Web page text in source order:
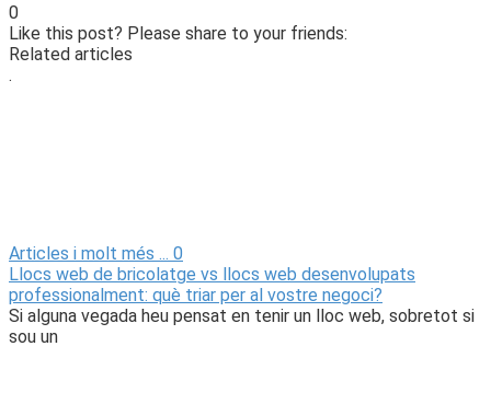
0
Like this post? Please share to your friends:
Related articles
.
Articles i molt més ... 0
Llocs web de bricolatge vs llocs web desenvolupats
professionalment: què triar per al vostre negoci?
Si alguna vegada heu pensat en tenir un lloc web, sobretot si
sou un